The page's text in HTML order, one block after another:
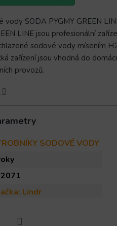
vody SODA PYGMY GREEN
LINE jsou profesionální
sodové vody mísením
zařízení jsou vhodná do
provozů.
SODOVÉ VODY
Lindr